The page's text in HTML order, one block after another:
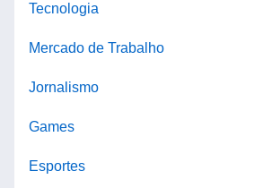
Tecnologia
Mercado de Trabalho
Jornalismo
Games
Esportes